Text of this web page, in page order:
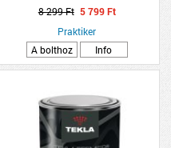
8 299 Ft 5 799 Ft
Praktiker
A bolthoz
Info